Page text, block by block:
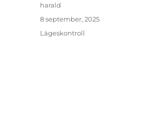
Författare
harald
Publicerat
den
8 september, 2025
Kategorier
Lägeskontroll